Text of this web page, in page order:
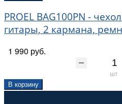
PROEL BAG100PN -
гитары, 2 кармана,
1 990 руб.
шт
В корзину